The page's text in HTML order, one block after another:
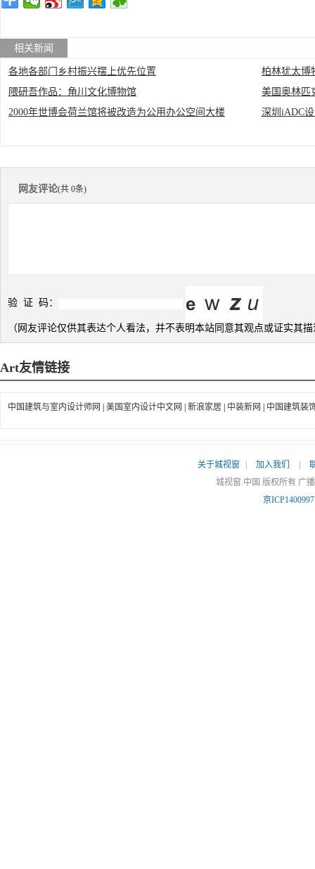
相关新闻
各地各部门乡村振兴摆上优先位置
柏林犹太博
隈研吾作品：角川文化博物馆
美国奥林匹
2000年世博会荷兰馆将被改造为公用办公空间大楼
深圳iADC
网友评论(共 0条)
验 证 码：
（网友评论仅供其表达个人看法，并不表明本站同意其观点或证实其
Art友情链接
中国建筑与室内设计师网 美国室内设计中文网 新浪家居 中装新网 中国建筑装
关于城视窗 加入我们
城视窗.中国 版权所有 广
京